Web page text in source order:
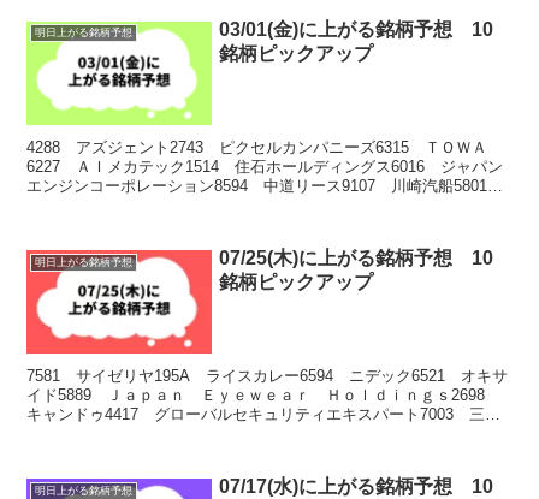
明日上がる銘柄予想
03/01(金)に上がる銘柄予想 10
銘柄ピックアップ
4288 アズジェント2743 ピクセルカンパニーズ6315 ＴＯＷＡ
6227 ＡＩメカテック1514 住石ホールディングス6016 ジャパン
エンジンコーポレーション8594 中道リース9107 川崎汽船5801
明日上がる銘柄予想
07/25(木)に上がる銘柄予想 10
銘柄ピックアップ
7581 サイゼリヤ195A ライスカレー6594 ニデック6521 オキサ
イド5889 Ｊａｐａｎ Ｅｙｅｗｅａｒ Ｈｏｌｄｉｎｇｓ2698
キャンドゥ4417 グローバルセキュリティエキスパート7003 三井
明日上がる銘柄予想
07/17(水)に上がる銘柄予想 10